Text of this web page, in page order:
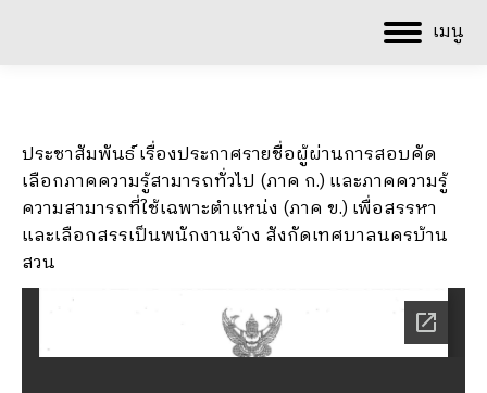
เมนู
ประชาสัมพันธ์ เรื่องประกาศรายชื่อผู้ผ่านการสอบคัด
เลือกภาคความรู้สามารถทั่วไป (ภาค ก.) และภาคความรู้
ความสามารถที่ใช้เฉพาะตำแหน่ง (ภาค ข.) เพื่อสรรหา
และเลือกสรรเป็นพนักงานจ้าง สังกัดเทศบาลนครบ้าน
สวน